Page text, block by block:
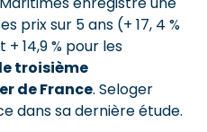
prix sur 5 ans (+ 17, 4 %
14,9 % pour les
troisième
de France. Seloger
dans sa dernière étude.